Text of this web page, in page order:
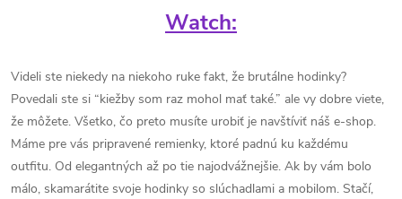
Watch:
Videli ste niekedy na niekoho ruke fakt, že brutálne hodinky?
Povedali ste si “kiežby som raz mohol mať také.” ale vy dobre viete,
že môžete. Všetko, čo preto musíte urobiť je navštíviť náš e-shop.
Máme pre vás pripravené remienky, ktoré padnú ku každému
outfitu. Od elegantných až po tie najodvážnejšie. Ak by vám bolo
málo, skamarátite svoje hodinky so slúchadlami a mobilom. Stačí,